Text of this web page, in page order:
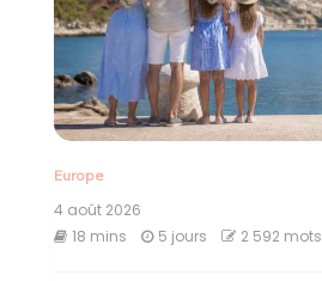
Europe
4 août 2026
18 mins
5 jours 2 592 mots